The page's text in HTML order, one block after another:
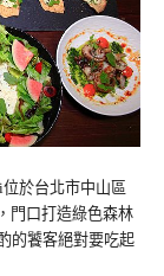
於台北市中山區
門口打造綠色森林
的饕客絕對要吃起